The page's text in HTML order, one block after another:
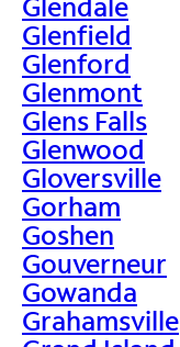
Glenfield
Glenford
Glenmont
Glens Falls
Glenwood
Gloversville
Gorham
Goshen
Gouverneur
Gowanda
Grahamsville